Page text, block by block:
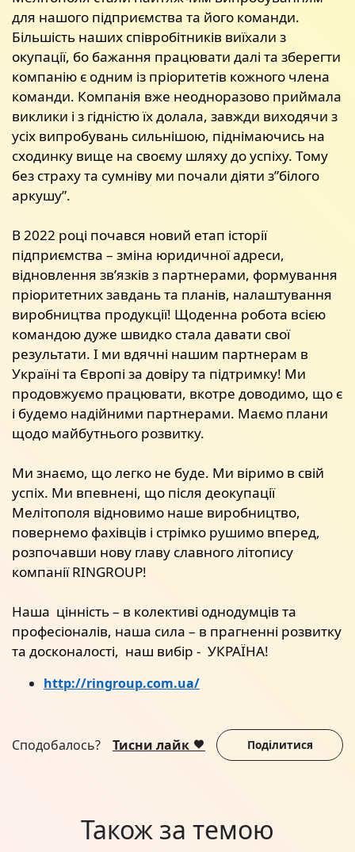
для нашого підприємства та його команди.
Більшість наших співробітників виїхали з
окупації, бо бажання працювати далі та зберегти
компанію є одним із пріоритетів кожного члена
команди. Компанія вже неодноразово приймала
виклики і з гідністю їх долала, завжди виходячи з
усіх випробувань сильнішою, піднімаючись на
сходинку вище на своєму шляху до успіху. Тому
без страху та сумніву ми почали діяти з”білого
аркушу”.
В 2022 році почався новий етап історії
підприємства – зміна юридичної адреси,
відновлення зв’язків з партнерами, формування
пріоритетних завдань та планів, налаштування
виробництва продукції! Щоденна робота всією
командою дуже швидко стала давати свої
результати. І ми вдячні нашим партнерам в
Україні та Європі за довіру та підтримку! Ми
продовжуємо працювати, вкотре доводимо, що є
і будемо надійними партнерами. Маємо плани
щодо майбутнього розвитку.
Ми знаємо, що легко не буде. Ми віримо в свій
успіх. Ми впевнені, що після деокупації
Мелітополя відновимо наше виробництво,
повернемо фахівців і стрімко рушимо вперед,
розпочавши нову главу славного літопису
компанії RINGROUP!
Наша цінність – в колективі однодумців та
професіоналів, наша сила – в прагненні розвитку
та досконалості, наш вибір - УКРАЇНА!
http://ringroup.com.ua/
Сподобалось? Тисни лайк Поділитися
Також за темою